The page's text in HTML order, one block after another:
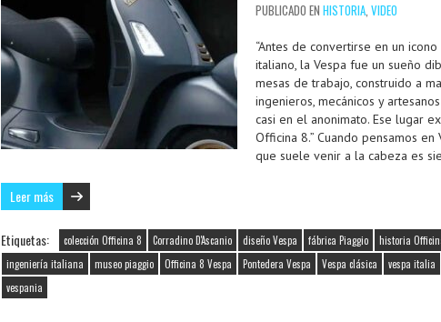
PUBLICADO EN HISTORIA, VIDEO
“Antes de convertirse en un
italiano, la Vespa fue un sueño
mesas de trabajo, construido a
ingenieros, mecánicos y
casi en el anonimato. Ese lugar
Officina 8.” Cuando pensamos en
que suele venir a la cabeza es
Leer más
Etiquetas: colección Officina 8 Corradino D'Ascanio diseño Vespa fábrica Piaggio historia
ingeniería italiana
museo piaggio Officina 8 Vespa Pontedera Vespa Vespa clásica vespa italia
vespania